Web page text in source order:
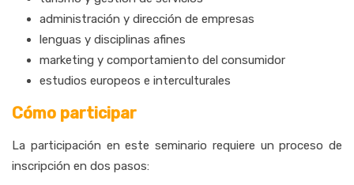
administración y dirección de empresas
lenguas y disciplinas afines
marketing y comportamiento del consumidor
estudios europeos e interculturales
Cómo participar
La participación en este seminario requiere un proceso de
inscripción en dos pasos: